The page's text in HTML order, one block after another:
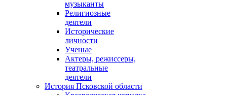
музыканты
Религиозные
деятели
Исторические
личности
Ученые
Актеры, режиссеры,
театральные
деятели
История Псковской области